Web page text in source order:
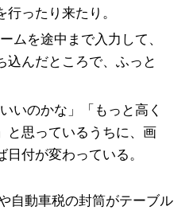
ったり来たり。
ムを途中まで入力して、
込んだところで、ふっと
いのかな」「もっと高く
と思っているうちに、画
付が変わっている。
自動車税の封筒がテーブル